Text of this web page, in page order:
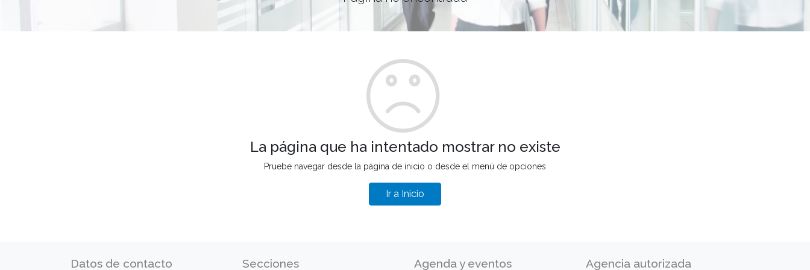
La página que ha intentado mostrar no existe
Pruebe navegar desde la página de inicio o desde el menú de opciones
Ir a Inicio
Datos de contacto Secciones Agenda y eventos Agencia autorizada